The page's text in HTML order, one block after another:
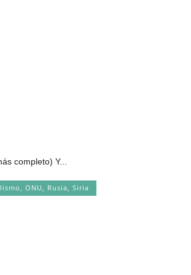
completo) Y...
,ONU, Rusia,Siria